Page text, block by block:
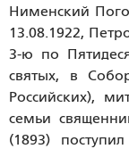
Нименский
13.08.1922,
3-ю по
святых, в
Российских),
семьи
(1893)